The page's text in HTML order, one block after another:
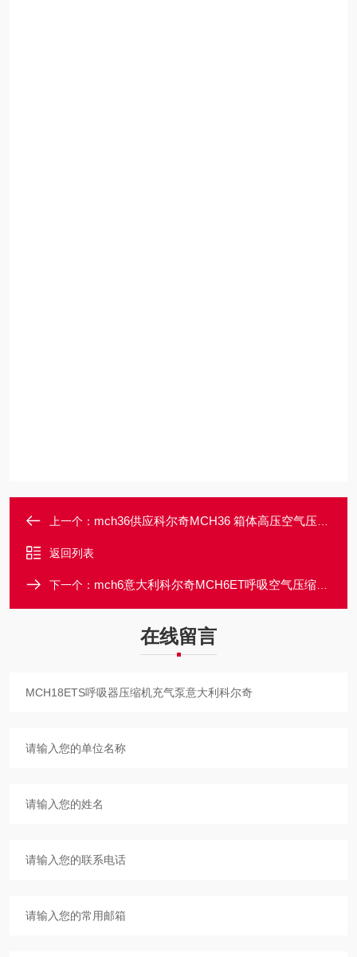
上一个： mch36供应科尔奇MCH36 箱体高压空气压缩机充气泵
返回列表
下一个： mch6意大利科尔奇MCH6ET呼吸空气压缩机充气泵
在线留言